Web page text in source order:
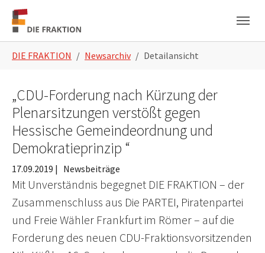
Zum Hauptinhalt springen
Skip to page footer
DIE FRAKTION Newsarchiv Detailansicht
„CDU-Forderung nach Kürzung der
Plenarsitzungen verstößt gegen
Hessische Gemeindeordnung und
Demokratieprinzip “
17.09.2019 | Newsbeiträge
Mit Unverständnis begegnet DIE FRAKTION – der
Zusammenschluss aus Die PARTEI, Piratenpartei
und Freie Wähler Frankfurt im Römer – auf die
Forderung des neuen CDU-Fraktionsvorsitzenden